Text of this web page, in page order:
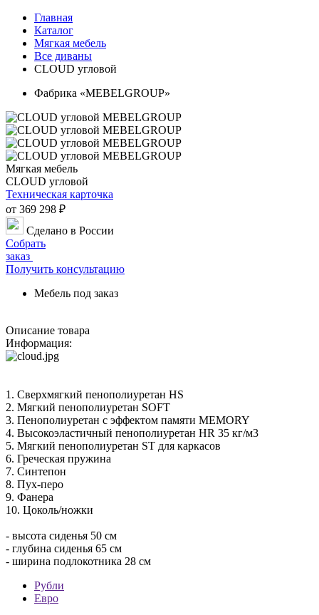
Главная
Каталог
Мягкая мебель
Все диваны
CLOUD угловой
Фабрика «MEBELGROUP»
Мягкая мебель
CLOUD угловой
Техническая карточка
от 369 298 ₽
Сделано в России
Собрать
заказ
Получить консультацию
Мебель под заказ
Описание товара
Информация:
1. Сверхмягкий пенополиуретан HS
2. Мягкий пенополиуретан SOFT
3. Пенополиуретан с эффектом памяти MEMORY
4. Высокоэластичный пенополиуретан HR 35 кг/м3
5. Мягкий пенополиуретан ST для каркасов
6. Греческая пружина
7. Синтепон
8. Пух-перо
9. Фанера
10. Цоколь/ножки
- высота сиденья 50 см
- глубина сиденья 65 см
- ширина подлокотника 28 см
Рубли
Евро